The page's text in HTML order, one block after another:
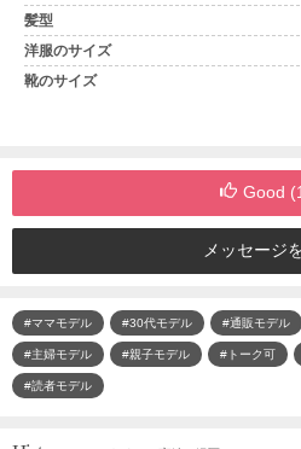
髪型
洋服のサイズ
靴のサイズ
Good (
メッセージ
#ママモデル #30代モデル #通販モデル
#主婦モデル #親子モデル #トーク可
#読者モデル